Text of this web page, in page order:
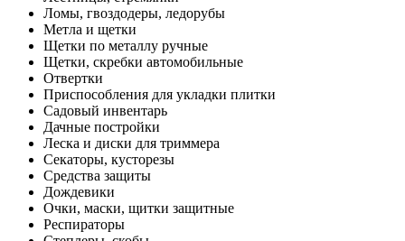
Ломы, гвоздодеры, ледорубы
Метла и щетки
Щетки по металлу ручные
Щетки, скребки автомобильные
Отвертки
Приспособления для укладки плитки
Садовый инвентарь
Дачные постройки
Леска и диски для триммера
Секаторы, кусторезы
Средства защиты
Дождевики
Очки, маски, щитки защитные
Респираторы